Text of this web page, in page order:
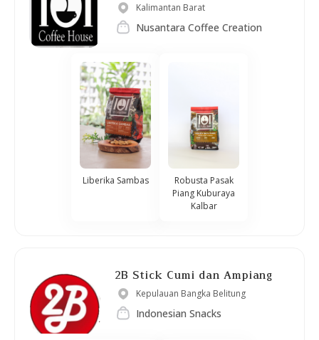
Kalimantan Barat
Nusantara Coffee Creation
Liberika Sambas
Robusta Pasak
Piang Kuburaya
Kalbar
2B Stick Cumi dan Ampiang
Kepulauan Bangka Belitung
Indonesian Snacks